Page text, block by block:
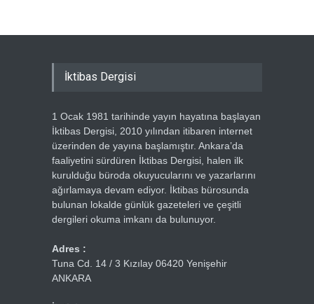
İktibas Dergisi
1 Ocak 1981 tarihinde yayın hayatına başlayan
İktibas Dergisi, 2010 yılından itibaren internet
üzerinden de yayına başlamıştır. Ankara’da
faaliyetini sürdüren İktibas Dergisi, halen ilk
kurulduğu büroda okuyucularını ve yazarlarını
ağırlamaya devam ediyor. İktibas bürosunda
bulunan lokalde günlük gazeteleri ve çeşitli
dergileri okuma imkanı da bulunuyor.
Adres :
Tuna Cd. 14 / 3 Kızılay 06420 Yenişehir
ANKARA